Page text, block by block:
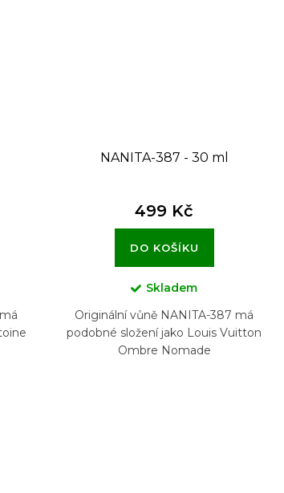
NANITA-387 - 30 ml
499 Kč
DO KOŠÍKU
Skladem
Originální vůně NANITA-387 má
podobné složení jako Louis Vuitton
Ombre Nomade